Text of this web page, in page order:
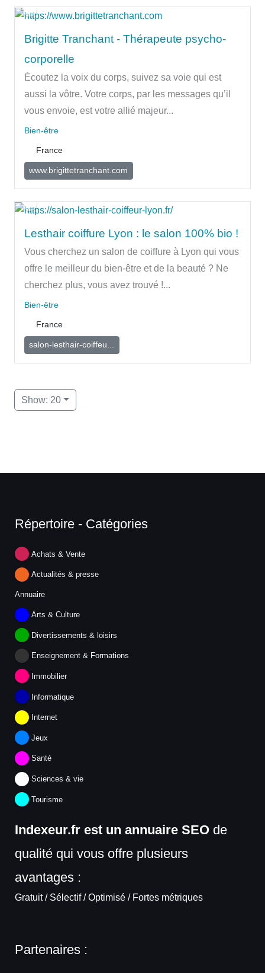
Brigitte Tranchant - Thérapeute psycho-
corporelle
Écoutez la voix du corps, suivez sa voie qui est
aussi la vôtre. Votre corps, par les messages qu’il
vous envoie, est votre allié majeur...
Bien-être
France
www.brigittetranchant.com
Lesthair coiffure Lyon : le salon 100% bio !
Vous cherchez un salon de coiffure à Lyon qui vous
offre le meilleur du bien-être et de la beauté ? Ne
cherchez plus, vous avez trouvé !...
Bien-être
France
salon-lesthair-coiffeu...
Show: 20
Répertoire - Catégories
Achats & Vente
Actualités & presse
Annuaire
Arts & Culture
Divertissements & loisirs
Enseignement & Formations
Immobilier
Informatique
Internet
Jeux
Santé
Sciences & vie
Tourisme
Indexeur.fr est un annuaire SEO de
qualité qui vous offre plusieurs
avantages :
Gratuit / Sélectif / Optimisé / Fortes métriques
Partenaires :